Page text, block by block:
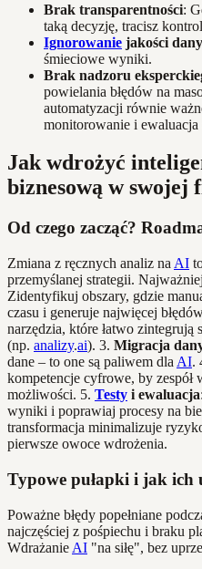
Brak transparentności:
taką decyzję, tracisz
Ignorowanie jakości
śmieciowe wyniki.
Brak nadzoru
powielania błędów na
automatyzacji równie
monitorowanie i ewaluacja
Jak wdrożyć
biznesową w swojej
Od czego zacząć?
Zmiana z ręcznych analiz na AI
przemyślanej strategii.
Zidentyfikuj obszary, gdzie
czasu i generuje najwięcej
narzędzia, które łatwo
(np. analizy.ai). 3. Migracja
dane – to one są paliwem dla AI.
kompetencje cyfrowe, by zespół
możliwości. 5. Testy i ewaluacja
wyniki i poprawiaj procesy na
transformacja minimalizuje
pierwsze owoce wdrożenia.
Typowe pułapki i jak ich
Poważne błędy popełniane
najczęściej z pośpiechu i braku
Wdrażanie AI "na siłę", bez